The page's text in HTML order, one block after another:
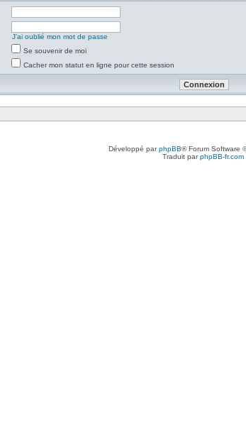
J’ai oublié mon mot de passe
Se souvenir de moi
Cacher mon statut en ligne pour cette session
Développé parphpBB® Forum Software
Traduit parphpBB-fr.com